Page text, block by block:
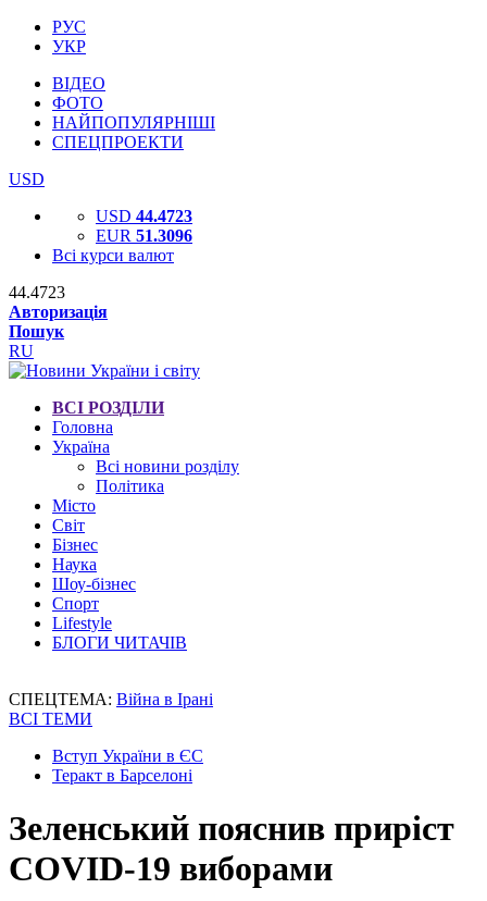
РУС
УКР
ВІДЕО
ФОТО
НАЙПОПУЛЯРНІШІ
СПЕЦПРОЕКТИ
USD
USD 44.4723
EUR 51.3096
Всі курси валют
44.4723
Авторизація
Пошук
RU
ВСІ РОЗДІЛИ
Головна
Україна
Всі новини розділу
Політика
Місто
Світ
Бізнес
Наука
Шоу-бізнес
Спорт
Lifestyle
БЛОГИ ЧИТАЧІВ
СПЕЦТЕМА: Війна в Ірані
ВСІ ТЕМИ
Вступ України в ЄС
Теракт в Барселоні
Зеленський пояснив приріст
COVID-19 виборами